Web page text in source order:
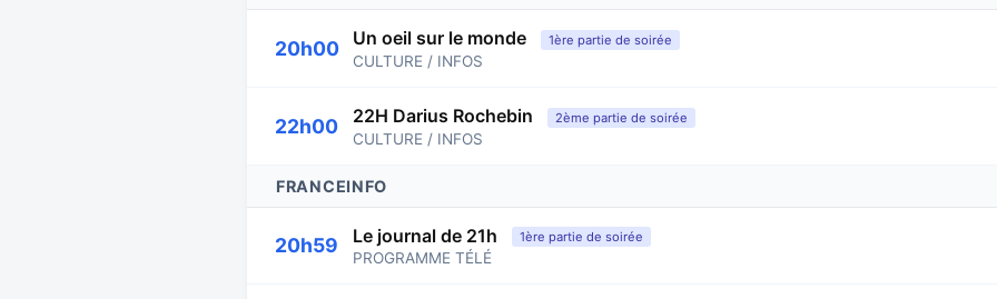
20h00 Un oeil sur le monde 1ère partie de soirée
CULTURE / INFOS
22h00 22H Darius Rochebin 2ème partie de soirée
CULTURE / INFOS
FRANCEINFO
20h59 Le journal de 21h 1ère partie de soirée
PROGRAMME TÉLÉ